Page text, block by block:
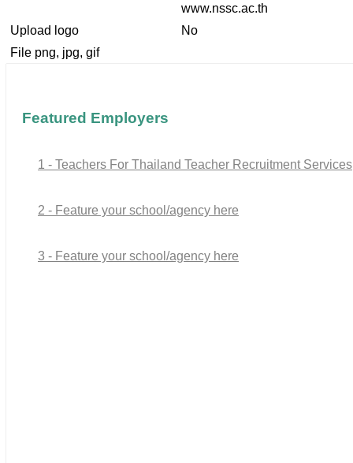
www.nssc.ac.th
Upload logo
No
File png, jpg, gif
Featured Employers
1 - Teachers For Thailand Teacher Recruitment Services
2 - Feature your school/agency here
3 - Feature your school/agency here